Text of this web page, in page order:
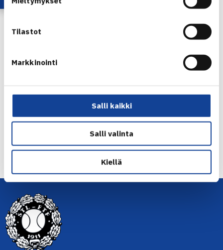
Tilastot
Markkinointi
Salli kaikki
Salli valinta
Kiellä
Naisten nelinpeli
(2.) – Estlander/Leia Kaukonen 62 26 [10-6]
Jaa:
Seuraava uutinen: Jarkko eteni Rooman… →